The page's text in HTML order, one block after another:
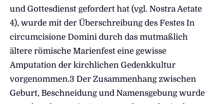
und Gottesdienst gefordert hat (vgl. Nostra Aetate
4), wurde mit der Überschreibung des Festes In
circumcisione Domini durch das mutmaßlich
ältere römische Marienfest eine gewisse
Amputation der kirchlichen Gedenkkultur
vorgenommen.3 Der Zusammenhang zwischen
Geburt, Beschneidung und Namensgebung wurde